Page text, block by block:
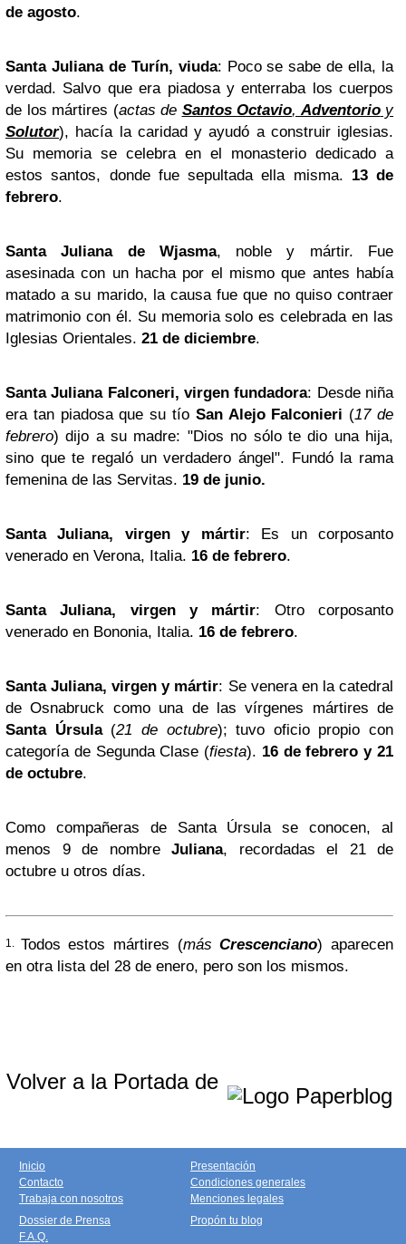
de agosto.
Santa Juliana de Turín, viuda: Poco se sabe de ella, la
verdad. Salvo que era piadosa y enterraba los cuerpos
de los mártires (actas de Santos Octavio, Adventorioy
Solutor), hacía la caridad y ayudó a construir iglesias.
Su memoria se celebra en el monasterio dedicado a
estos santos, donde fue sepultada ella misma. 13 de
febrero.
Santa Juliana de Wjasma, noble y mártir. Fue
asesinada con un hacha por el mismo que antes había
matado a su marido, la causa fue que no quiso contraer
matrimonio con él. Su memoria solo es celebrada en las
Iglesias Orientales. 21 de diciembre.
Santa Juliana Falconeri, virgen fundadora: Desde niña
era tan piadosa que su tío San Alejo Falconieri (17 de
febrero) dijo a su madre: "Dios no sólo te dio una hija,
sino que te regaló un verdadero ángel". Fundó la rama
femenina de las Servitas. 19 de junio.
Santa Juliana, virgen y mártir: Es un corposanto
venerado en Verona, Italia. 16 de febrero.
Santa Juliana, virgen y mártir: Otro corposanto
venerado en Bononia, Italia. 16 de febrero.
Santa Juliana, virgen y mártir: Se venera en la catedral
de Osnabruck como una de las vírgenes mártires de
Santa Úrsula(21 de octubre); tuvo oficio propio con
categoría de Segunda Clase (fiesta). 16 de febrero y 21
de octubre.
Como compañeras de Santa Úrsula se conocen, al
menos 9 de nombre Juliana, recordadas el 21 de
octubre u otros días.
1. Todos estos mártires (másCrescenciano) aparecen
en otra lista del 28 de enero, pero son los mismos.
Volver a la Portada de
Inicio
Contacto
Trabaja con nosotros
Presentación
Condiciones generales
Menciones legales
Dossier de Prensa
F.A.Q.
Propón tu blog